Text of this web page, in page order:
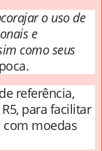
o uso de
e
como seus
referência,
para facilitar
com moedas